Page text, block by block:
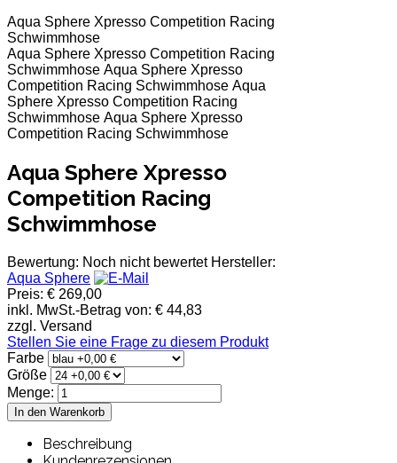
Aqua Sphere Xpresso Competition Racing
Schwimmhose
Aqua Sphere Xpresso Competition Racing
Schwimmhose Aqua Sphere Xpresso
Competition Racing Schwimmhose Aqua
Sphere Xpresso Competition Racing
Schwimmhose Aqua Sphere Xpresso
Competition Racing Schwimmhose
Aqua Sphere Xpresso
Competition Racing
Schwimmhose
Bewertung: Noch nicht bewertet Hersteller:
Aqua Sphere
Preis: € 269,00
inkl. MwSt.-Betrag von: € 44,83
zzgl. Versand
Stellen Sie eine Frage zu diesem Produkt
Farbe
Größe
Menge:
Beschreibung